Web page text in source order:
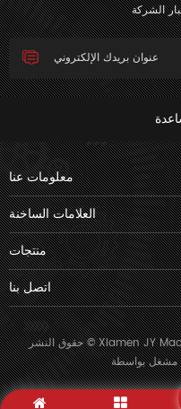
الشركة
معلومات عنا
العلامات الساخنة
منتجات
اتصل بنا
حقوق النشر © Xiamen JY Machinery Technology Co.,Ltd كل الحقوق